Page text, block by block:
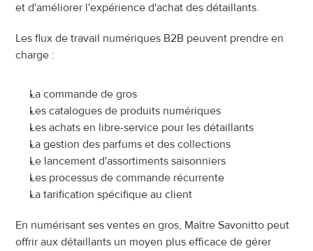
et d'améliorer l'expérience d'achat des détaillants.
Les flux de travail numériques B2B peuvent prendre en
charge :
La commande de gros
Les catalogues de produits numériques
Les achats en libre-service pour les détaillants
La gestion des parfums et des collections
Le lancement d'assortiments saisonniers
Les processus de commande récurrente
La tarification spécifique au client
En numérisant ses ventes en gros, Maître Savonitto peut
offrir aux détaillants un moyen plus efficace de gérer